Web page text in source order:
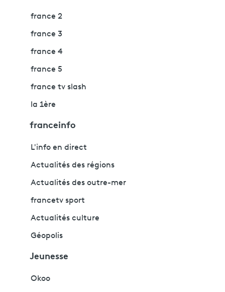
france 2
france 3
france 4
france 5
france tv slash
la 1ère
franceinfo
L'info en direct
Actualités des régions
Actualités des outre-mer
francetv sport
Actualités culture
Géopolis
Jeunesse
Okoo